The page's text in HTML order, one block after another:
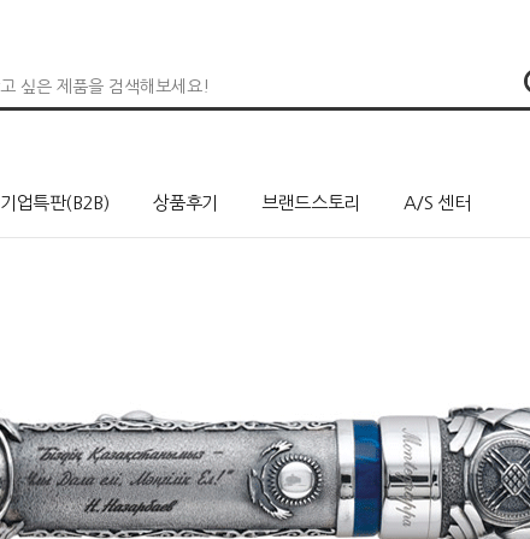
기업특판(B2B) 상품후기 브랜드스토리 A/S 센터